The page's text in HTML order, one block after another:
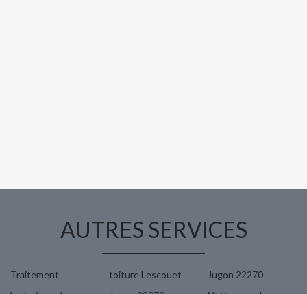
AUTRES SERVICES
Traitement
toiture Lescouet
Jugon 22270